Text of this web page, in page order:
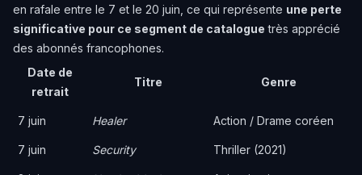
en rafale entre le 7 et le 20 juin, ce qui représente une perte
significative pour ce segment de catalogue très apprécié
des abonnés francophones.
Date de
retrait
Titre Genre
7 juin Healer Action / Drame coréen
7 juin Security Thriller (2021)